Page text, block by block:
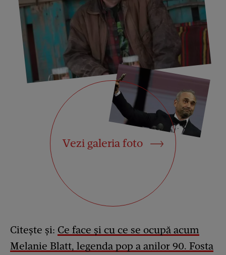
Vezi galeria foto
Citește și: Ce face și cu ce se ocupă acum
Melanie Blatt, legenda pop a anilor 90. Fosta